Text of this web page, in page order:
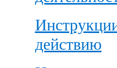
действию